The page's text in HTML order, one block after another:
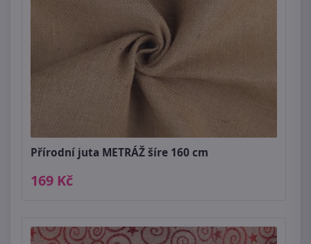
Přírodní juta METRÁŽ šíre 160 cm
169 Kč